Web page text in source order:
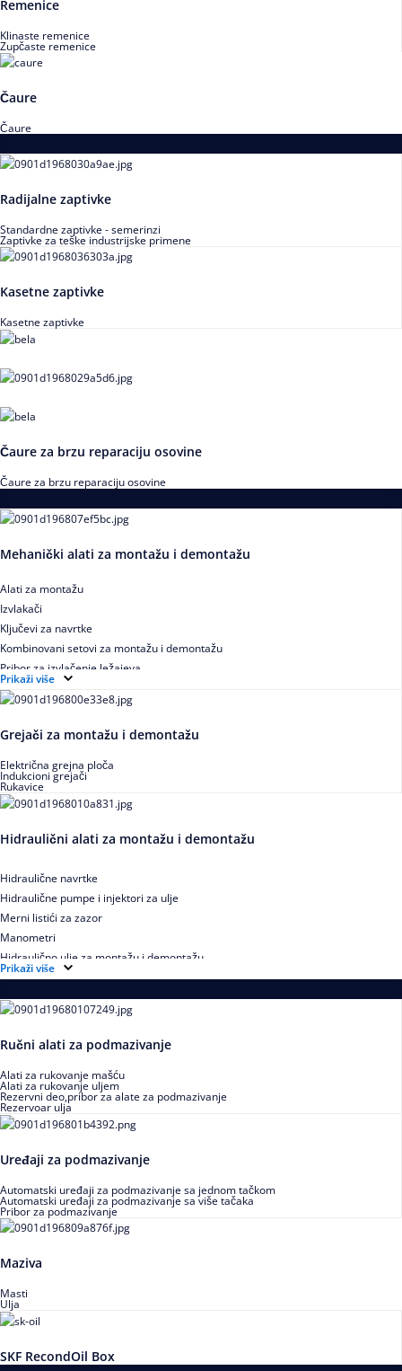
Remenice
Klinaste remenice
Zupčaste remenice
Čaure
Čaure
Radijalne zaptivke
Standardne zaptivke - semerinzi
Zaptivke za teške industrijske primene
Kasetne zaptivke
Kasetne zaptivke
Čaure za brzu reparaciju osovine
Čaure za brzu reparaciju osovine
Mehanički alati za montažu i demontažu
Alati za montažu
Izvlakači
Ključevi za navrtke
Kombinovani setovi za montažu i demontažu
Pribor za izvlačenje ležajeva
Prikaži više
Grejači za montažu i demontažu
Električna grejna ploča
Indukcioni grejači
Rukavice
Hidraulični alati za montažu i demontažu
Hidraulične navrtke
Hidraulične pumpe i injektori za ulje
Merni listići za zazor
Manometri
Hidraulično ulje za montažu i demontažu
Prikaži više
Ručni alati za podmazivanje
Alati za rukovanje mašću
Alati za rukovanje uljem
Rezervni deo,pribor za alate za podmazivanje
Rezervoar ulja
Uređaji za podmazivanje
Automatski uređaji za podmazivanje sa jednom tačkom
Automatski uređaji za podmazivanje sa više tačaka
Pribor za podmazivanje
Maziva
Masti
Ulja
SKF RecondOil Box